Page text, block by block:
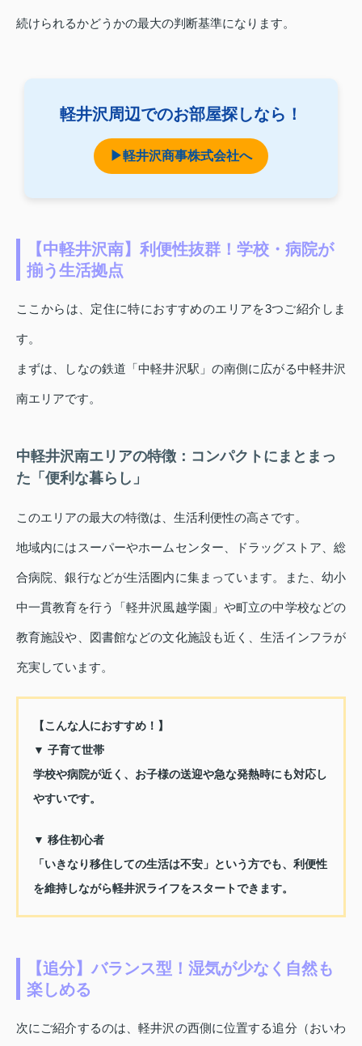
続けられるかどうかの最大の判断基準になります。
軽井沢周辺でのお部屋探しなら！
▶軽井沢商事株式会社へ
【中軽井沢南】利便性抜群！学校・病院が
揃う生活拠点
ここからは、定住に特におすすめのエリアを3つご紹介しま
す。
まずは、しなの鉄道「中軽井沢駅」の南側に広がる中軽井沢
南エリアです。
中軽井沢南エリアの特徴：コンパクトにまとまっ
た「便利な暮らし」
このエリアの最大の特徴は、生活利便性の高さです。
地域内にはスーパーやホームセンター、ドラッグストア、総
合病院、銀行などが生活圏内に集まっています。また、幼小
中一貫教育を行う「軽井沢風越学園」や町立の中学校などの
教育施設や、図書館などの文化施設も近く、生活インフラが
充実しています。
【こんな人におすすめ！】
▼ 子育て世帯
学校や病院が近く、お子様の送迎や急な発熱時にも対応し
やすいです。
▼ 移住初心者
「いきなり移住しての生活は不安」という方でも、利便性
を維持しながら軽井沢ライフをスタートできます。
【追分】バランス型！湿気が少なく自然も
楽しめる
次にご紹介するのは、軽井沢の西側に位置する追分（おいわ